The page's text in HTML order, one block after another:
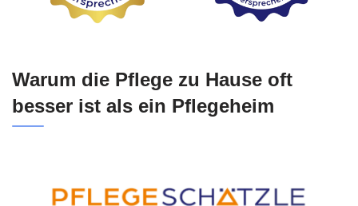
Warum die Pflege zu Hause oft
besser ist als ein Pflegeheim